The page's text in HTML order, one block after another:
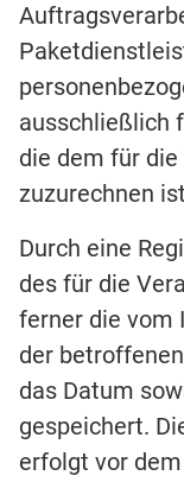
ausschließlich
die dem für
zuzurechnen
Durch eine
des für die
ferner die vom
der
das Datum
gespeichert.
erfolgt vor